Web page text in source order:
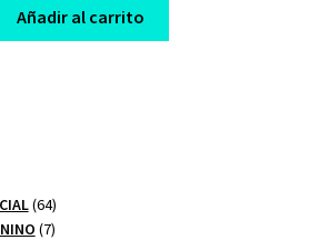
was:
$ 130,00.
is:
$ 10,00.
Añadir al carrito
6464
productos
77